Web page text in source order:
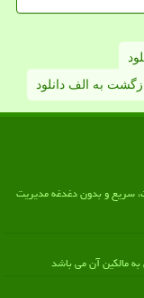
به الف دانلود
سریع و بدون دغدغه مدیریت